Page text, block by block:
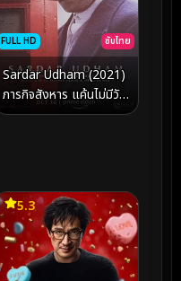
FULL HD ซับไทย
Sardar Udham (2021)
ภารกิจสังหาร แค้นไม่มีวัน
ลืม
5.3